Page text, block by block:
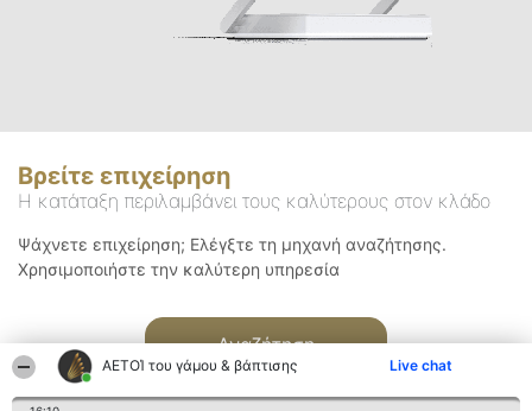
ΑΕΤΟΊ του γάμου & βάπτισης Live chat
Βρείτε επιχείρηση
Η κατάταξη περιλαμβάνει τους καλύτερους στον κλάδο
Ψάχνετε επιχείρηση; Ελέγξτε τη μηχανή αναζήτησης.
Χρησιμοποιήστε την καλύτερη υπηρεσία
Αναζήτηση